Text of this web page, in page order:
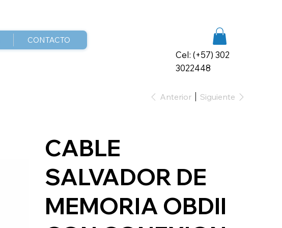
CONTACTO
Cel: (+57) 302
3022448
Anterior Siguiente
CABLE
SALVADOR DE
MEMORIA OBDII